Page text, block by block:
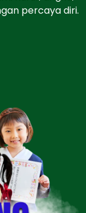
percaya diri.